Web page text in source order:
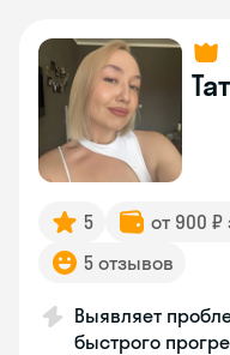
5 от 900 ₽
5 отзывов
Выявляет
быстрого